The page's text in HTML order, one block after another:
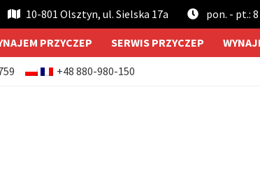
10-801 Olsztyn, ul. Sielska 17a pon. - pt.:
PRZYCZEP SERWIS PRZYCZEP
+48 880-980-150